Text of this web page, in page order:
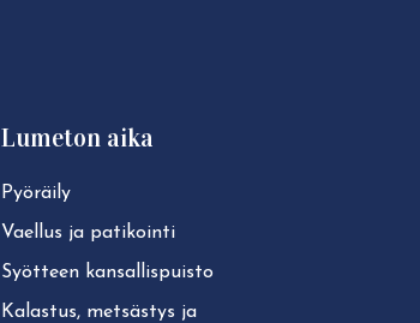
Lumeton aika
Pyöräily
Vaellus ja patikointi
Syötteen kan­sal­lis­puis­to
Kalastus, metsästys ja